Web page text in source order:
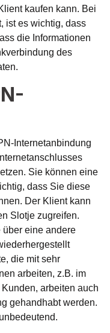
kaufen kann. Bei
ist es wichtig, dass
die Informationen
des
Internetanbindung
Sie können eine
dass Sie diese
Der Klient kann
Slotje zugreifen.
über eine andere
die mit sehr
arbeiten, z.B. im
arbeiten auch
gehandhabt werden.